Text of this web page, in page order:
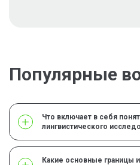
Популярные
Что включает в себя
лингвистического
Какие основные границы